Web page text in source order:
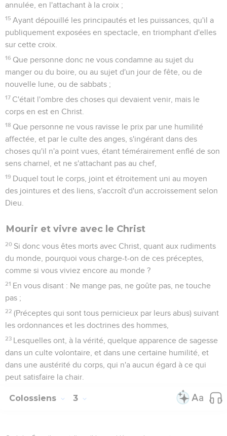
annulée, en l'attachant à la croix ;
15 Ayant dépouillé les principautés et les puissances, qu'il a
publiquement exposées en spectacle, en triomphant d'elles
sur cette croix.
16 Que personne donc ne vous condamne au sujet du
manger ou du boire, ou au sujet d'un jour de fête, ou de
nouvelle lune, ou de sabbats ;
17 C'était l'ombre des choses qui devaient venir, mais le
corps en est en Christ.
18 Que personne ne vous ravisse le prix par une humilité
affectée, et par le culte des anges, s'ingérant dans des
choses qu'il n'a point vues, étant témérairement enflé de son
sens charnel, et ne s'attachant pas au chef,
19 Duquel tout le corps, joint et étroitement uni au moyen
des jointures et des liens, s'accroît d'un accroissement selon
Dieu.
Mourir et vivre avec le Christ
20 Si donc vous êtes morts avec Christ, quant aux rudiments
du monde, pourquoi vous charge-t-on de ces préceptes,
comme si vous viviez encore au monde ?
21 En vous disant : Ne mange pas, ne goûte pas, ne touche
pas ;
22 (Préceptes qui sont tous pernicieux par leurs abus) suivant
les ordonnances et les doctrines des hommes,
23 Lesquelles ont, à la vérité, quelque apparence de sagesse
dans un culte volontaire, et dans une certaine humilité, et
dans une austérité du corps, qui n'a aucun égard à ce qui
peut satisfaire la chair.
Colossiens 3